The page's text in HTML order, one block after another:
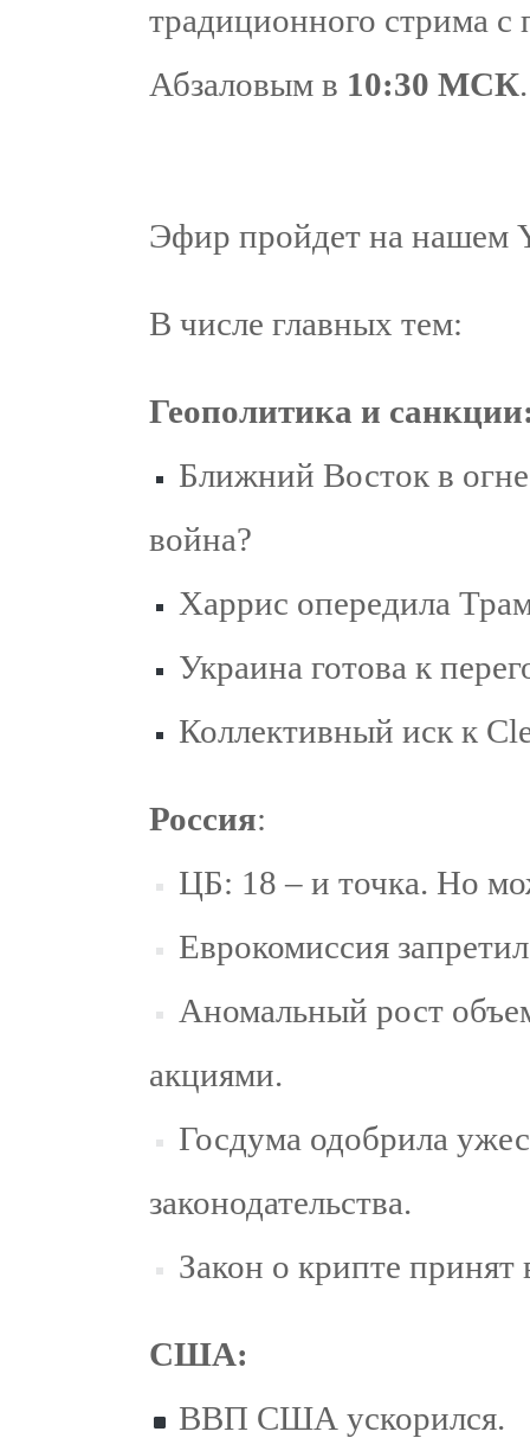
традиционного стрима
Абзаловым в 10:30 МСК.
Эфир пройдет на нашем
В числе главных тем:
Геополитика и
Ближний Восток в
война?
Харрис опередила
Украина готова к
Коллективный иск к
Россия:
ЦБ: 18 – и точка. Но
Еврокомиссия
Аномальный рост
акциями.
Госдума одобрила
законодательства.
Закон о крипте принят
США:
ВВП США ускорился.